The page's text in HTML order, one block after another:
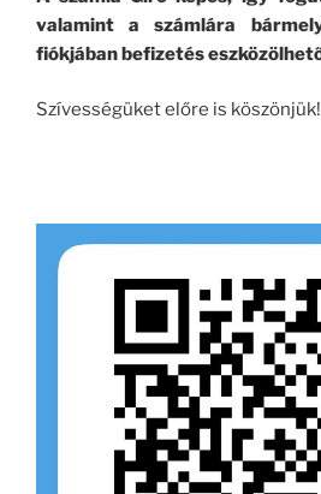
valamint a számlára
fiókjában befizetés
Szívességüket előre is köszönjük!